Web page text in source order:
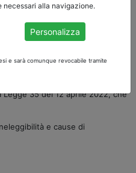
MODIFICHE
la circolare n. 42 del 3 maggio
Legge 35 del 12 aprile 2022, che
e cause di
necessari alla navigazione.
Personalizza
e sarà comunque revocabile tramite